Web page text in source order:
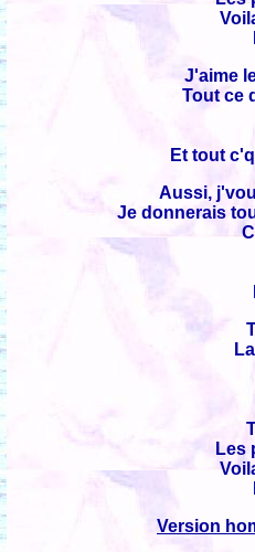
J'aime
Tout ce
Et tout
Aussi,
Je donnerais
Les
Version